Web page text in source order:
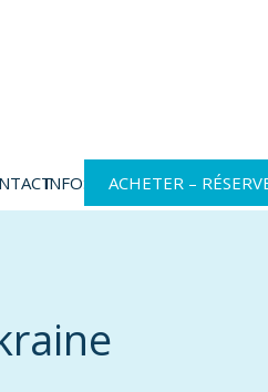
INFOS ACHETER –